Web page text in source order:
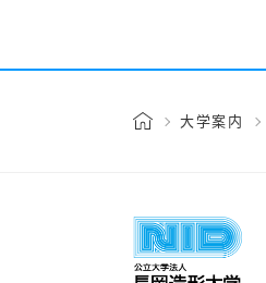
大学案内